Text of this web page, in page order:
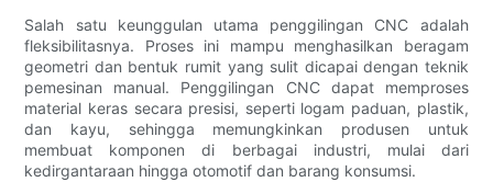
Salah satu keunggulan utama penggilingan CNC adalah
fleksibilitasnya. Proses ini mampu menghasilkan beragam
geometri dan bentuk rumit yang sulit dicapai dengan teknik
pemesinan manual. Penggilingan CNC dapat memproses
material keras secara presisi, seperti logam paduan, plastik,
dan kayu, sehingga memungkinkan produsen untuk
membuat komponen di berbagai industri, mulai dari
kedirgantaraan hingga otomotif dan barang konsumsi.